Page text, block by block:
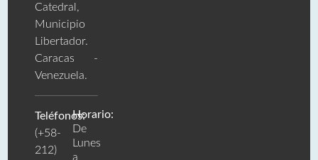
Catedral,
Municipio
Libertador.
Caracas -
Venezuela.
Teléfonos:
(+58-
212)
Horario:
De
Lunes
a